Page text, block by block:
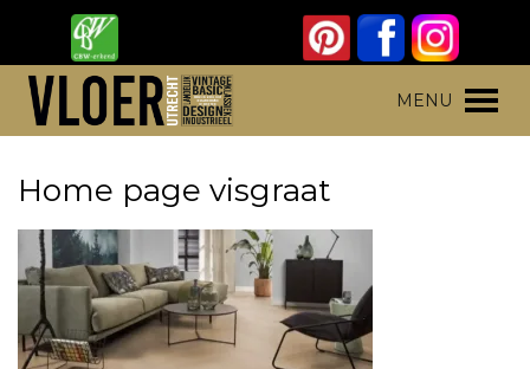
content
MENU
Home page visgraat